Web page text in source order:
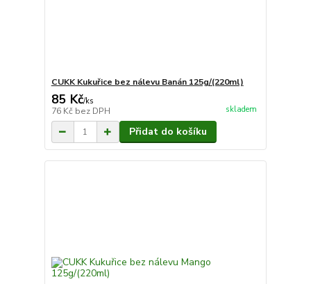
CUKK Kukuřice bez nálevu Banán 125g/(220ml)
85 Kč/ks
76 Kč bez DPH skladem
Přidat do košíku